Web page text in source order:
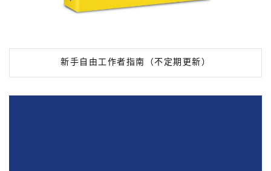
新手自由工作者指南（不定期更新）